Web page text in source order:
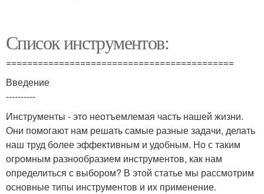
Список инструментов:
===========================================
Введение
----------
Инструменты - это неотъемлемая часть нашей жизни.
Они помогают нам решать самые разные задачи, делать
наш труд более эффективным и удобным. Но с таким
огромным разнообразием инструментов, как нам
определиться с выбором? В этой статье мы рассмотрим
основные типы инструментов и их применение.